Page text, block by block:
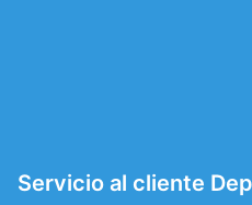
Servicio al cliente